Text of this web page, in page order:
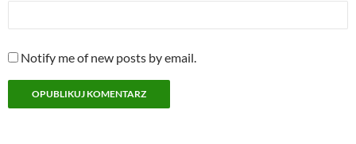
Notify me of new posts by email.